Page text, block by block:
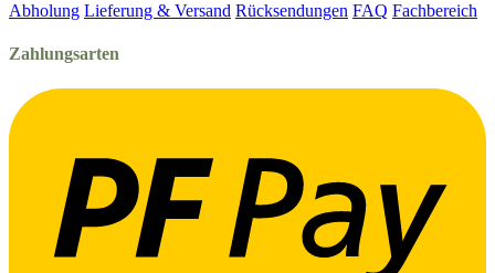
Abholung Lieferung & Versand Rücksendungen FAQ Fachbereich
Zahlungsarten